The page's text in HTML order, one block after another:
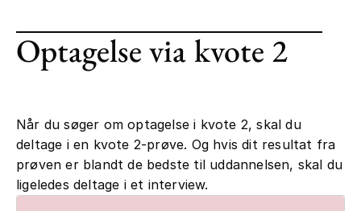
Optagelse via kvote 2
Når du søger om optagelse i kvote 2, skal du
deltage i en kvote 2-prøve. Og hvis dit resultat fra
prøven er blandt de bedste til uddannelsen, skal du
ligeledes deltage i et interview.